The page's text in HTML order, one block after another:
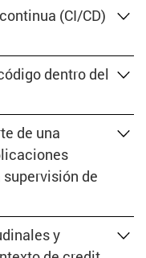
(CI/CD)
dentro del
de una
de
y